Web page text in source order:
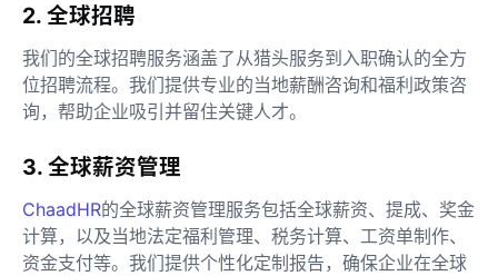
2. 全球招聘
我们的全球招聘服务涵盖了从猎头服务到入职确认的全方
位招聘流程。我们提供专业的当地薪酬咨询和福利政策咨
询，帮助企业吸引并留住关键人才。
3. 全球薪资管理
ChaadHR的全球薪资管理服务包括全球薪资、提成、奖金
计算，以及当地法定福利管理、税务计算、工资单制作、
资金支付等。我们提供个性化定制报告，确保企业在全球